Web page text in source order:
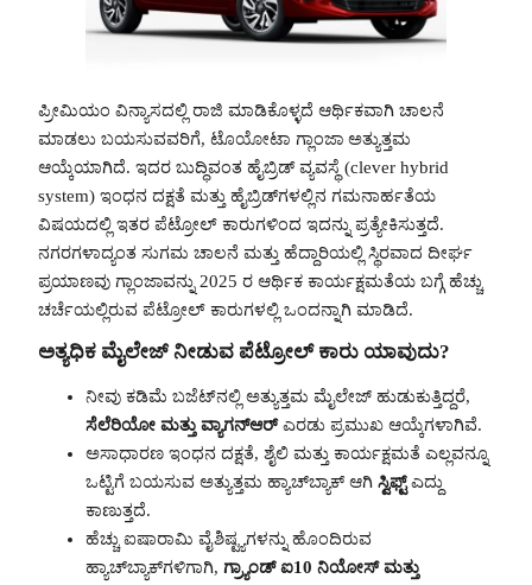
ಪ್ರೀಮಿಯಂ ವಿನ್ಯಾಸದಲ್ಲಿ ರಾಜಿ ಮಾಡಿಕೊಳ್ಳದೆ ಆರ್ಥಿಕವಾಗಿ ಚಾಲನೆ
ಮಾಡಲು ಬಯಸುವವರಿಗೆ, ಟೊಯೋಟಾ ಗ್ಲಾಂಜಾ ಅತ್ಯುತ್ತಮ
ಆಯ್ಕೆಯಾಗಿದೆ. ಇದರ ಬುದ್ಧಿವಂತ ಹೈಬ್ರಿಡ್ ವ್ಯವಸ್ಥೆ (clever hybrid
system) ಇಂಧನ ದಕ್ಷತೆ ಮತ್ತು ಹೈಬ್ರಿಡ್‌ಗಳಲ್ಲಿನ ಗಮನಾರ್ಹತೆಯ
ವಿಷಯದಲ್ಲಿ ಇತರ ಪೆಟ್ರೋಲ್ ಕಾರುಗಳಿಂದ ಇದನ್ನು ಪ್ರತ್ಯೇಕಿಸುತ್ತದೆ.
ನಗರಗಳಾದ್ಯಂತ ಸುಗಮ ಚಾಲನೆ ಮತ್ತು ಹೆದ್ದಾರಿಯಲ್ಲಿ ಸ್ಥಿರವಾದ ದೀರ್ಘ
ಪ್ರಯಾಣವು ಗ್ಲಾಂಜಾವನ್ನು 2025 ರ ಆರ್ಥಿಕ ಕಾರ್ಯಕ್ಷಮತೆಯ ಬಗ್ಗೆ ಹೆಚ್ಚು
ಚರ್ಚೆಯಲ್ಲಿರುವ ಪೆಟ್ರೋಲ್ ಕಾರುಗಳಲ್ಲಿ ಒಂದನ್ನಾಗಿ ಮಾಡಿದೆ.
ಅತ್ಯಧಿಕ ಮೈಲೇಜ್ ನೀಡುವ ಪೆಟ್ರೋಲ್ ಕಾರು ಯಾವುದು?
ನೀವು ಕಡಿಮೆ ಬಜೆಟ್‌ನಲ್ಲಿ ಅತ್ಯುತ್ತಮ ಮೈಲೇಜ್ ಹುಡುಕುತ್ತಿದ್ದರೆ,
ಸೆಲೆರಿಯೋ ಮತ್ತು ವ್ಯಾಗನ್ಆರ್ಎರಡು ಪ್ರಮುಖ ಆಯ್ಕೆಗಳಾಗಿವೆ.
ಅಸಾಧಾರಣ ಇಂಧನ ದಕ್ಷತೆ, ಶೈಲಿ ಮತ್ತು ಕಾರ್ಯಕ್ಷಮತೆ ಎಲ್ಲವನ್ನೂ
ಒಟ್ಟಿಗೆ ಬಯಸುವ ಅತ್ಯುತ್ತಮ ಹ್ಯಾಚ್‌ಬ್ಯಾಕ್ ಆಗಿ ಸ್ವಿಫ್ಟ್ಎದ್ದು
ಕಾಣುತ್ತದೆ.
ಹೆಚ್ಚು ಐಷಾರಾಮಿ ವೈಶಿಷ್ಟ್ಯಗಳನ್ನು ಹೊಂದಿರುವ
ಹ್ಯಾಚ್‌ಬ್ಯಾಕ್‌ಗಳಿಗಾಗಿ, ಗ್ರ್ಯಾಂಡ್ ಐ10 ನಿಯೋಸ್ ಮತ್ತು